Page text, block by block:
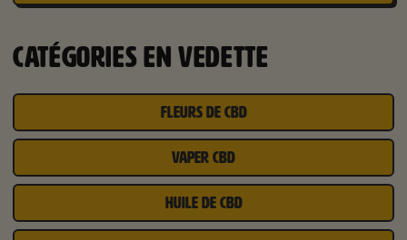
CATÉGORIES EN VEDETTE
FLEURS DE CBD
VAPER CBD
HUILE DE CBD